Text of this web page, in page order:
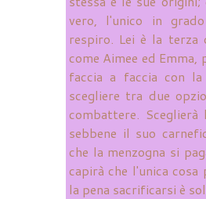
vero, l'unico in
respiro. Lei è la terza
come Aimee ed
faccia a faccia con
scegliere tra due
combattere.
sebbene il suo
che la menzogna si
capirà che l'unica cosa
la pena sacrificarsi è